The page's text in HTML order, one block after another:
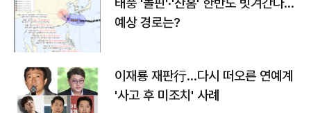
예상 경로는?
이재룡 재판行…다시 떠오른 연예계
'사고 후 미조치' 사례